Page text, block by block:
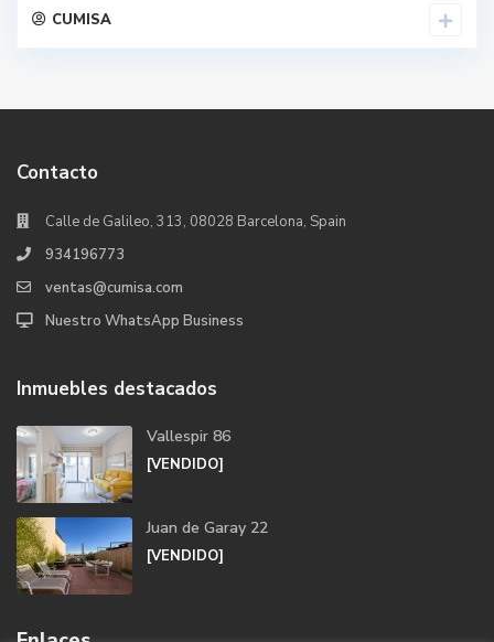
CUMISA
Contacto
Calle de Galileo, 313, 08028 Barcelona, Spain
934196773
ventas@cumisa.com
Nuestro WhatsApp Business
Inmuebles destacados
Vallespir 86
[VENDIDO]
Juan de Garay 22
[VENDIDO]